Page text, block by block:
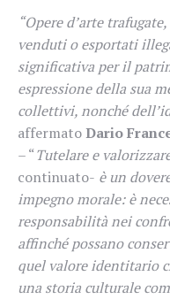
“Opere d’arte
venduti o esportati
significativa per il
espressione della sua
collettivi, nonché
affermatoDario
– “Tutelare e
continuato- è un
impegno morale: è
responsabilità nei
affinché possano
quel valore identitario
una storia culturale